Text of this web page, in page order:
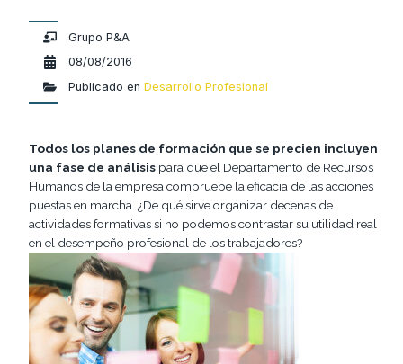
Grupo P&A
08/08/2016
Publicado en Desarrollo Profesional
Todos los planes de formación que se precien incluyen
una fase de análisis para que el Departamento de Recursos
Humanos de la empresa compruebe la eficacia de las acciones
puestas en marcha. ¿De qué sirve organizar decenas de
actividades formativas si no podemos contrastar su utilidad real
en el desempeño profesional de los trabajadores?